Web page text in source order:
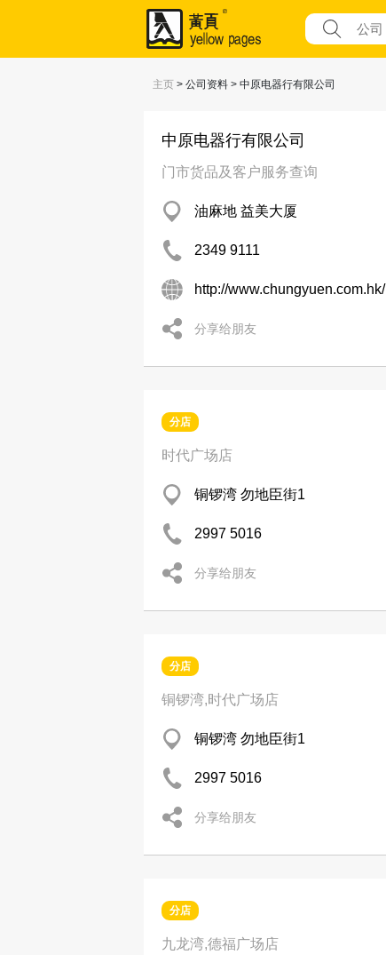
主页 > 公司资料 > 中原电器行有限公司
中原电器行有限公司
门市货品及客户服务查询
油麻地 益美大厦
2349 9111
http://www.chungyuen.com.hk/
分享给朋友
分店
时代广场店
铜锣湾 勿地臣街1
2997 5016
分享给朋友
分店
铜锣湾,时代广场店
铜锣湾 勿地臣街1
2997 5016
分享给朋友
分店
九龙湾,德福广场店